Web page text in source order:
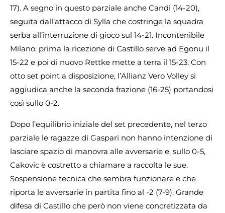
17). A segno in questo parziale anche Candi (14-20),
seguita dall’attacco di Sylla che costringe la squadra
serba all’interruzione di gioco sul 14-21. Incontenibile
Milano: prima la ricezione di Castillo serve ad Egonu il
15-22 e poi di nuovo Rettke mette a terra il 15-23. Con
otto set point a disposizione, l’Allianz Vero Volley si
aggiudica anche la seconda frazione (16-25) portandosi
così sullo 0-2.
Dopo l’equilibrio iniziale del set precedente, nel terzo
parziale le ragazze di Gaspari non hanno intenzione di
lasciare spazio di manovra alle avversarie e, sullo 0-5,
Cakovic è costretto a chiamare a raccolta le sue.
Sospensione tecnica che sembra funzionare e che
riporta le avversarie in partita fino al -2 (7-9). Grande
difesa di Castillo che però non viene concretizzata da